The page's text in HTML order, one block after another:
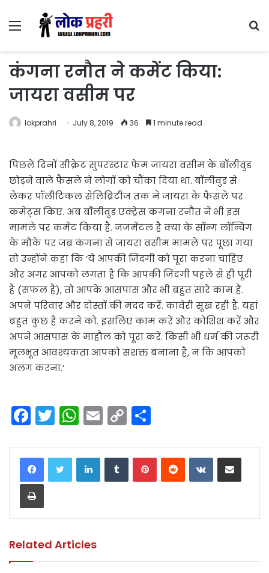
Menu
कंगना रनौत ने कमेंट किया:
जायरा वसीम पर
lokprahri July 8, 2019 36 1 minute read
पिछले दिनों सीक्रेट सुपरस्टार फेम जायरा वसीम के बॉलीवुड
छोड़ने वाले फैसले ने लोगों को चौंका दिया था. बॉलीवुड से
लेकर पॉलीटिकल सेलिब्रिटीज तक ने जायरा के फैसले पर
कमेंट्स किए. अब बॉलीवुड एक्ट्रेस कंगना रनौत ने भी इस
मामले पर कमेंट किया है. जजमेंटल है क्या के सॉन्ग लॉन्चिंग
के मौके पर जब कंगना से जायरा वसीम मामले पर पूछा गया
तो उन्होंने कहा कि ‘ये आपकी जिंदगी को पूरा करना चाहिए
और अगर आपको लगता है कि आपकी जिंदगी पहले से ही पूरी
है (सफल है), तो आपके आसपास और भी बहुत सारे काम हैं.
अपने परिवार और दोस्तों की मदद करें. कावेरी सूख रही है. यहां
बहुत कुछ है करने को. इसलिए काम करें और कोशिश करें और
अपने आसपास के माहौल को पूरा करें. किसी भी धर्म की जरूरी
मूलभूत आवश्यकता आपको सशक्त बनाना है, न कि आपको
अलग करना.’
F
c
e
b
o
k
T
itt
er
W
a
ts
p
E
ai
l
C
p
y
n
ar
e
LinkedInTumblrPinterestReddit VKontakteShare via Email
Print
Related Articles